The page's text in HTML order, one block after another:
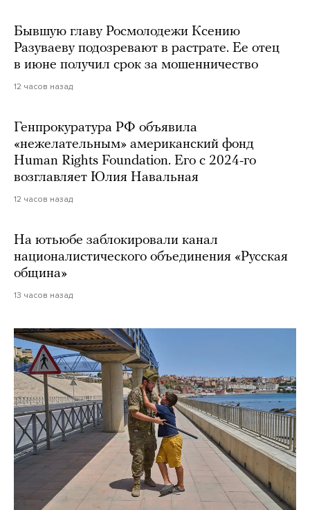
Бывшую главу Росмолодежи Ксению
Разуваеву подозревают в растрате. Ее отец
в июне получил срок за мошенничество
12 часов назад
Генпрокуратура РФ объявила
«нежелательным» американский фонд
Human Rights Foundation. Его с 2024-го
возглавляет Юлия Навальная
12 часов назад
На ютьюбе заблокировали канал
националистического объединения «Русская
община»
13 часов назад